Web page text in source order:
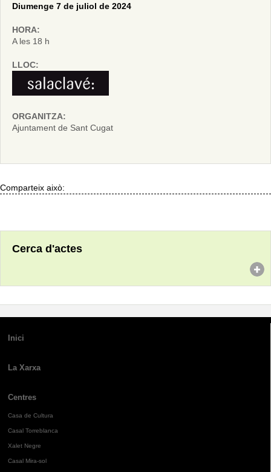
Diumenge 7 de juliol de 2024
HORA:
A les 18 h
LLOC:
ORGANITZA:
Ajuntament de Sant Cugat
Comparteix això:
Cerca d'actes
Inici
La Xarxa
Centres
Casa de Cultura
Casal Torreblanca
Xalet Negre
Casal Mira-sol